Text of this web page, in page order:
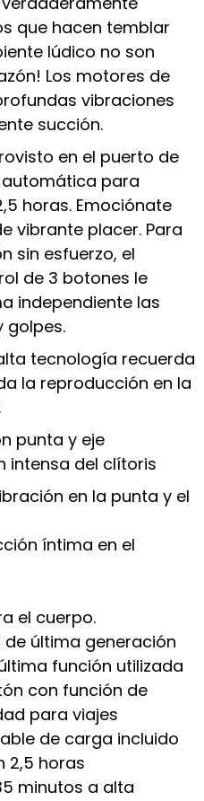
que hacen temblar
lúdico no son
Los motores de
vibraciones
succión.
en el puerto de
para
horas. Emociónate
vibrante placer. Para
sin esfuerzo, el
de 3 botones le
independiente las
golpes.
tecnología recuerda
la reproducción en la
punta y eje
intensa del clítoris
en la punta y el
íntima en el
el cuerpo.
de última generación
función utilizada
con función de
para viajes
de carga incluido
2,5 horas
minutos a alta